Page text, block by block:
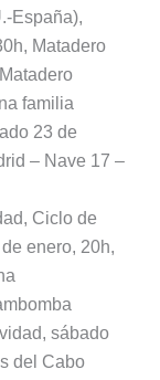
España),
Matadero
familia
23 de
– Nave 17 –
Ciclo de
enero, 20h,
sábado
del Cabo